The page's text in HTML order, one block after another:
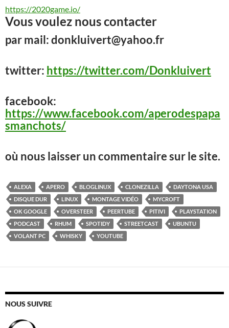
https://2020game.io/
Vous voulez nous contacter
par mail: donkluivert@yahoo.fr
twitter: https://twitter.com/Donkluivert
facebook:
https://www.facebook.com/aperodespapa
smanchots/
où nous laisser un commentaire sur le site.
ALEXA APERO BLOGLINUX CLONEZILLA
DAYTONA USA
DISQUE DUR
LINUX MONTAGE VIDÉO
MYCROFT
OK GOOGLE
OVERSTEER PEERTUBE PITIVI
PLAYSTATION
PODCAST
RHUM SPOTIDY STREETCAST
UBUNTU
VOLANT PC
WHISKY YOUTUBE
NOUS SUIVRE